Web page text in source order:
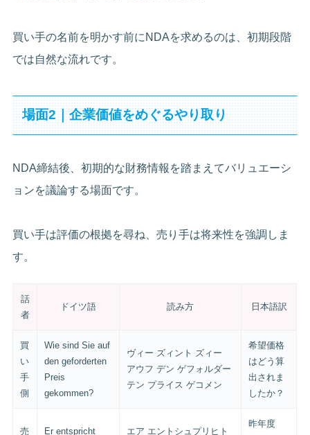
買い手の名前を明かす前にNDAを求めるのは、初期段階
では自然な流れです。
場面2｜企業価値をめぐるやり取り
NDA締結後、初期的な財務情報を踏まえてバリュエーシ
ョンを議論する場面です。
買い手は評価の根拠を尋ね、売り手は将来性を強調しま
す。
話
者
ドイツ語 読み方 日本語訳
買
い
手
側
Wie sind Sie auf
den geforderten
Preis
gekommen?
ヴィー ズィント ズィー
アウフ デン ゲフォルダー
テン プライス ゲコメン
希望価格
はどう算
出されま
したか？
売 Er entspricht エア エントシュプリヒト
昨年度